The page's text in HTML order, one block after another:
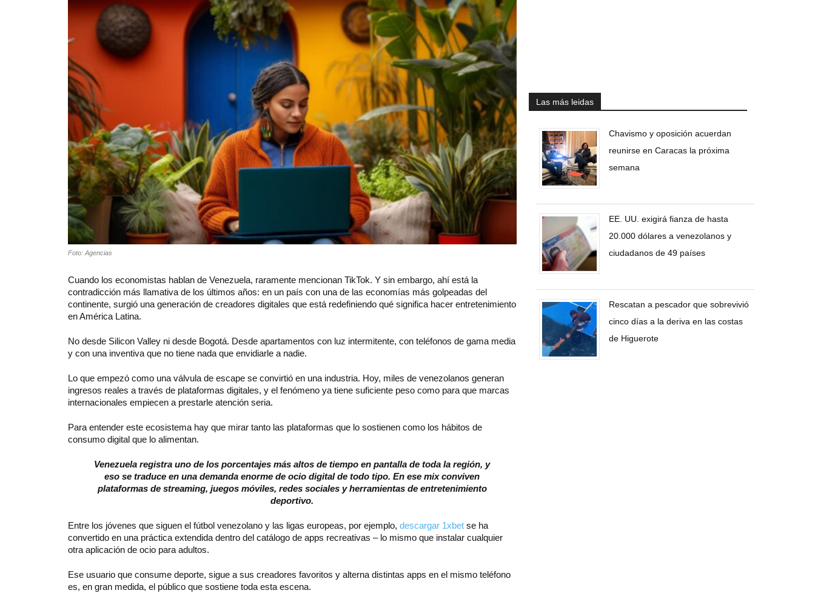
Foto: Agencias
Cuando los economistas hablan de Venezuela, raramente mencionan TikTok. Y sin embargo, ahí está la
contradicción más llamativa de los últimos años: en un país con una de las economías más golpeadas del
continente, surgió una generación de creadores digitales que está redefiniendo qué significa hacer entretenimiento
en América Latina.
No desde Silicon Valley ni desde Bogotá. Desde apartamentos con luz intermitente, con teléfonos de gama media
y con una inventiva que no tiene nada que envidiarle a nadie.
Lo que empezó como una válvula de escape se convirtió en una industria. Hoy, miles de venezolanos generan
ingresos reales a través de plataformas digitales, y el fenómeno ya tiene suficiente peso como para que marcas
internacionales empiecen a prestarle atención seria.
Para entender este ecosistema hay que mirar tanto las plataformas que lo sostienen como los hábitos de
consumo digital que lo alimentan.
Venezuela registra uno de los porcentajes más altos de tiempo en pantalla de toda la región, y
eso se traduce en una demanda enorme de ocio digital de todo tipo. En ese mix conviven
plataformas de streaming, juegos móviles, redes sociales y herramientas de entretenimiento
deportivo.
Entre los jóvenes que siguen el fútbol venezolano y las ligas europeas, por ejemplo, descargar 1xbet se ha
convertido en una práctica extendida dentro del catálogo de apps recreativas – lo mismo que instalar cualquier
otra aplicación de ocio para adultos.
Ese usuario que consume deporte, sigue a sus creadores favoritos y alterna distintas apps en el mismo teléfono
es, en gran medida, el público que sostiene toda esta escena.
Las más leidas
Chavismo y oposición acuerdan
reunirse en Caracas la próxima
semana
EE. UU. exigirá fianza de hasta
20.000 dólares a venezolanos y
ciudadanos de 49 países
Rescatan a pescador que sobrevivió
cinco días a la deriva en las costas
de Higuerote